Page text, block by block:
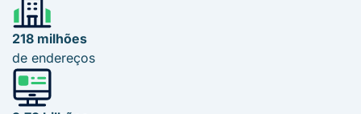
218 milhões
de endereços